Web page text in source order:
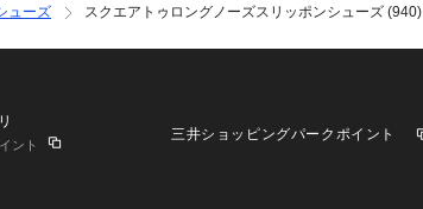
ューズ スクエアトゥロングノーズスリッポンシューズ (940)
ント
三井ショッピングパークポイント